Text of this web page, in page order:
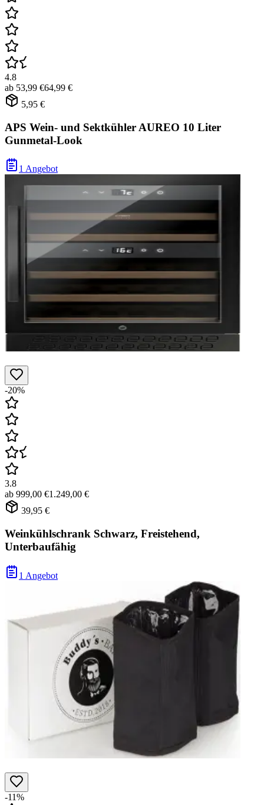
4.8
ab 53,99 €64,99 €
5,95 €
APS Wein- und Sektkühler AUREO 10 Liter
Gunmetal-Look
1 Angebot
-20%
3.8
ab 999,00 €1.249,00 €
39,95 €
Weinkühlschrank Schwarz, Freistehend,
Unterbaufähig
1 Angebot
-11%